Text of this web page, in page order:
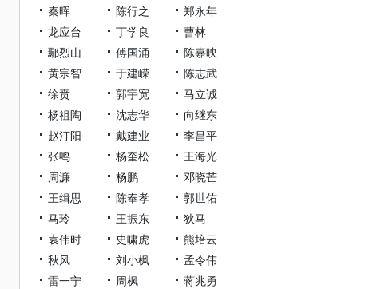
秦晖 陈行之
郑永年
龙应台
丁学良
曹林
鄢烈山
傅国涌
陈嘉映
黄宗智
于建嵘
陈志武
徐贲
郭宇宽
马立诚
杨祖陶
沈志华
向继东
赵汀阳
戴建业
李昌平
张鸣
杨奎松
王海光
周濂
杨鹏
邓晓芒
王缉思
陈奉孝
郭世佑
马玲
王振东
狄马
袁伟时
史啸虎
熊培云
秋风
刘小枫
孟令伟
雷一宁
周枫
蒋兆勇